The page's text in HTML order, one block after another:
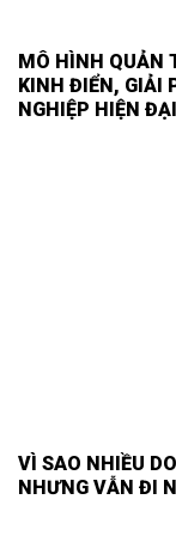
MÔ HÌNH QUẢN
KINH ĐIỂN, GIẢI
NGHIỆP HIỆN ĐẠI
VÌ SAO NHIỀU
NHƯNG VẪN ĐI